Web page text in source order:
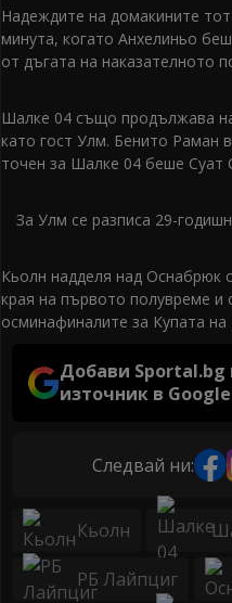
Надеждите на домакините
минута, когато Анхелиньо
от дъгата на наказателното
Шалке 04 също продължава
като гост Улм. Бенито Раман
точен за Шалке 04 беше Суат
За Улм се разписа 29-
Кьолн надделя над Оснабрюк
края на първото полувреме
осминафиналите за Купата на
Добави Sportal.bg
източник в Google
Следвай ни:
Кьолн
РБ Лайпциг